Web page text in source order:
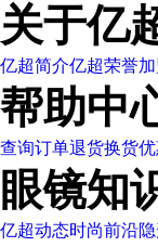
关于亿
亿超简介亿超荣誉
帮助中
查询订单退货换货
眼镜知
亿超动态时尚前沿